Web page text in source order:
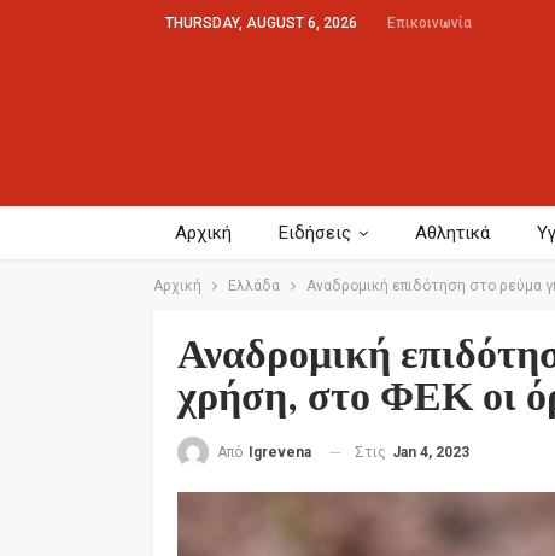
THURSDAY, AUGUST 6, 2026 Επικοινωνία
Αρχική Ειδήσεις Αθλητικά
Αρχική Ελλάδα Αναδρομική επιδότηση στο ρεύμα
Αναδρομική
χρήση, στο ΦΕΚ οι
Από Igrevena Στις Jan 4, 2023